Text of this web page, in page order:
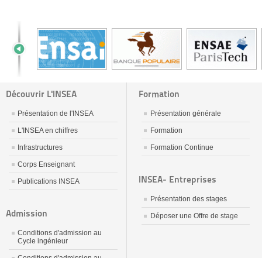
Découvrir L'INSEA
Présentation de l'INSEA
L'INSEA en chiffres
Infrastructures
Corps Enseignant
Publications INSEA
Admission
Conditions d'admission au
Cycle ingénieur
Formation
Présentation générale
Formation
Formation Continue
INSEA- Entreprises
Présentation des stages
Déposer une Offre de stage